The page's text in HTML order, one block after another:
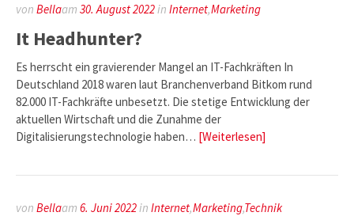
von Bellaam 30. August 2022 in Internet,Marketing
It Headhunter?
Es herrscht ein gravierender Mangel an IT-Fachkräften In
Deutschland 2018 waren laut Branchenverband Bitkom rund
82.000 IT-Fachkräfte unbesetzt. Die stetige Entwicklung der
aktuellen Wirtschaft und die Zunahme der
Digitalisierungstechnologie haben… [Weiterlesen]
von Bellaam 6. Juni 2022in Internet,Marketing,Technik